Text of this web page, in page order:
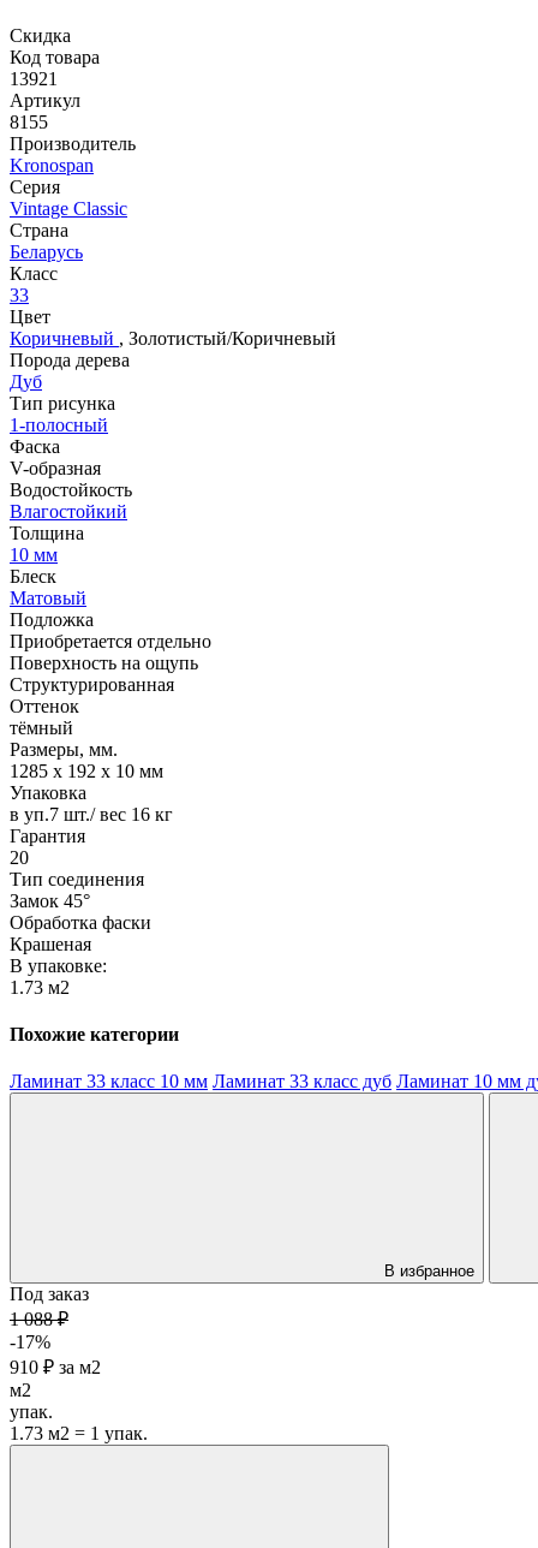
Скидка
Код товара
13921
Артикул
8155
Производитель
Kronospan
Серия
Vintage Classic
Страна
Беларусь
Класс
33
Цвет
Коричневый , Золотистый/Коричневый
Порода дерева
Дуб
Тип рисунка
1-полосный
Фаска
V-образная
Водостойкость
Влагостойкий
Толщина
10 мм
Блеск
Матовый
Подложка
Приобретается отдельно
Поверхность на ощупь
Структурированная
Оттенок
тёмный
Размеры, мм.
1285 х 192 х 10 мм
Упаковка
в уп.7 шт./ вес 16 кг
Гарантия
20
Тип соединения
Замок 45°
Обработка фаски
Крашеная
В упаковке:
1.73 м2
Похожие категории
Ламинат 33 класс 10 мм Ламинат 33 класс дуб Ламинат 10 мм
В избранное
Под заказ
1 088 ₽
-17%
910 ₽ за м2
м2
упак.
1.73 м2 = 1 упак.